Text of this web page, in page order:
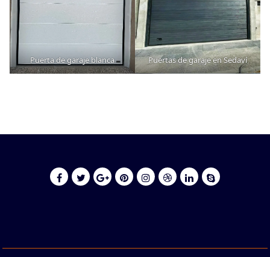
Puerta de garaje blanca Puertas de garaje en Sedaví